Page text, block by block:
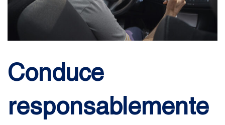
Conduce
responsablemente